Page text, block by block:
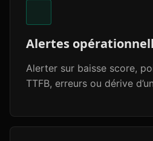
Alertes
Alerter sur baisse score,
TTFB, erreurs ou dérive